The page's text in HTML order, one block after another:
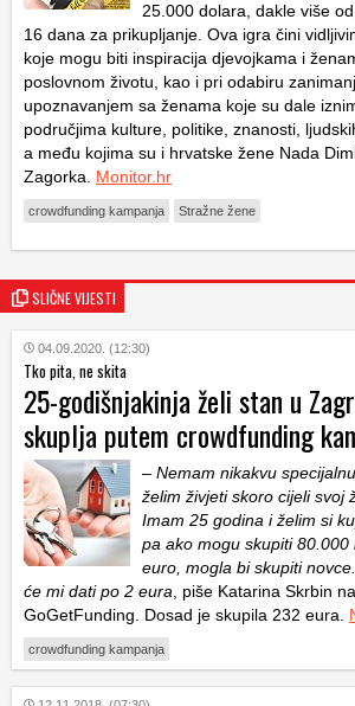
25.000 dolara, dakle više
16 dana za prikupljanje. Ova igra čini
koje mogu biti inspiracija djevojkama i
poslovnom životu, kao i pri odabiru
upoznavanjem sa ženama koje su dale
područjima kulture, politike, znanosti,
a među kojima su i hrvatske žene Nada
Zagorka. Monitor.hr
crowdfunding kampanja Stražne žene
SLIČNE VIJESTI
04.09.2020. (12:30)
Tko pita, ne skita
25-godišnjakinja želi stan u
skuplja putem crowdfunding
– Nemam nikakvu
želim živjeti skoro cijeli svoj
Imam 25 godina i želim si
pa ako mogu skupiti 80.000
euro, mogla bi skupiti
će mi dati po 2 eura , piše Katarina Skrbin
GoGetFunding. Dosad je skupila 232 eura.
crowdfunding kampanja